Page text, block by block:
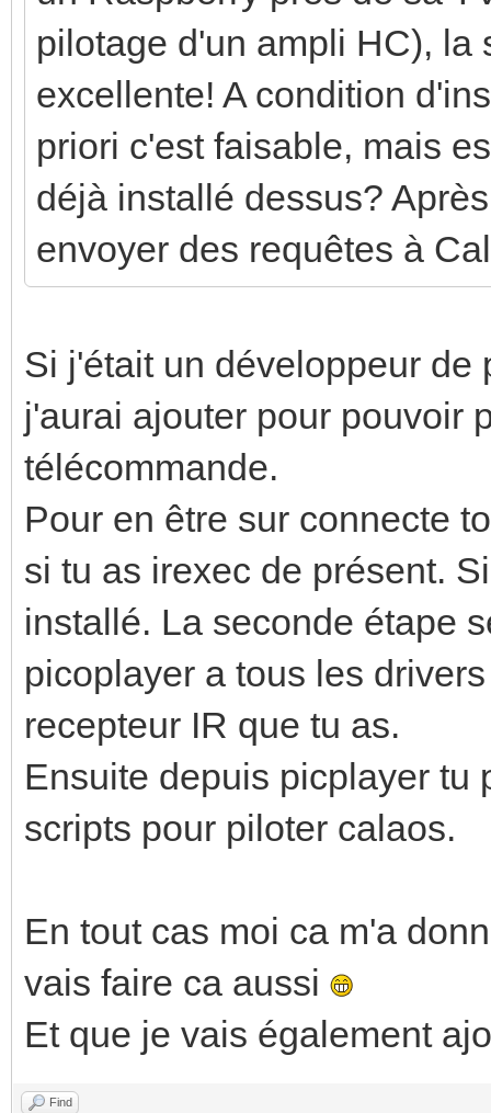
pilotage d'un ampli HC), la
excellente! A condition
priori c'est faisable, mais
déjà installé dessus?
envoyer des requêtes à
Si j'était un développeur de
j'aurai ajouter pour pouvoir
télécommande.
Pour en être sur connecte
si tu as irexec de présent.
installé. La seconde étape
picoplayer a tous les
recepteur IR que tu as.
Ensuite depuis picplayer tu
scripts pour piloter calaos.
En tout cas moi ca m'a
vais faire ca aussi
Et que je vais également
Find